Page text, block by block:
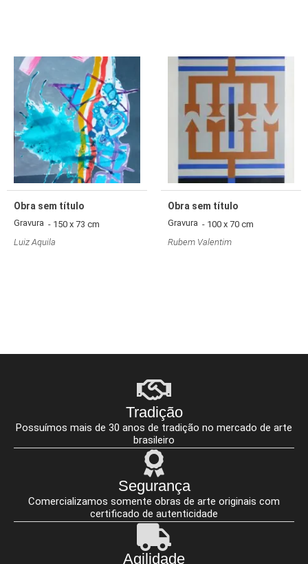
Obra sem título
Gravura - 150 x 73 cm
Luiz Aquila
Obra sem título
Gravura - 100 x 70 cm
Rubem Valentim
Tradição
Possuímos mais de 30 anos de tradição no mercado de arte
brasileiro
Segurança
Comercializamos somente obras de arte originais com
certificado de autenticidade
Agilidade